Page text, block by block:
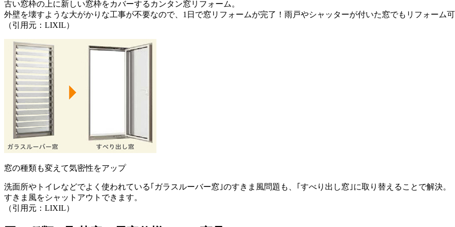
古い窓枠の上に新しい窓枠をカバーするカンタン窓リフォーム。
外壁を壊すような大がかりな工事が不要なので、1日で窓リフォームが完了！雨戸やシャッターが付いた窓でもリフォーム可
（引用元：LIXIL）
窓の種類も変えて気密性をアップ
洗面所やトイレなどでよく使われている｢ガラスルーバー窓｣のすきま風問題も、｢すべり出し窓｣に取り替えることで解決。
すきま風をシャットアウトできます。
（引用元：LIXIL）